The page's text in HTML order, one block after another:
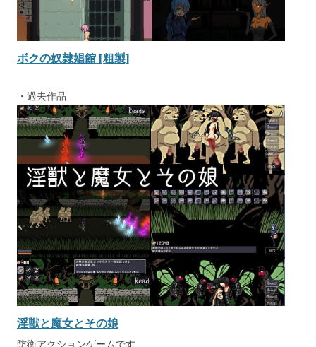
ボクの奴隷娼館 [粗製]
・過去作品
淫獣と魔女とその娘
防衛アクションゲームです